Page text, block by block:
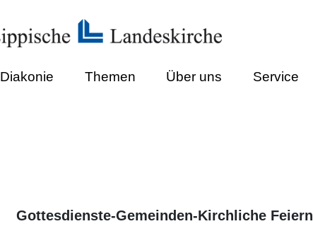
Diakonie Themen Über uns Service
Gottesdienste-Gemeinden-Kirchliche Feiern